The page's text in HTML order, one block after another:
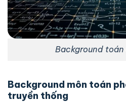
Background
Background môn toán
truyền thống